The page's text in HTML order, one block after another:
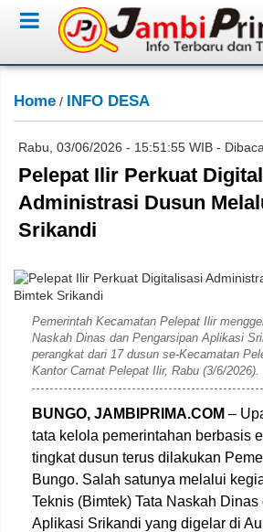
Home / INFO DESA
Rabu, 03/06/2026 - 15:51:55 WIB -
Pelepat Ilir Perkuat
Administrasi Dusun
Srikandi
Pemerintah Kecamatan Pelepat Ilir
Naskah Dinas dan Pengarsipan Aplikasi
perangkat dari 17 dusun se-Kecamatan
Kantor Camat Pelepat Ilir, Rabu (3/6/2026).
BUNGO, JAMBIPRIMA.COM –
tata kelola pemerintahan berbasis
tingkat dusun terus dilakukan
Bungo. Salah satunya melalui
Teknis (Bimtek) Tata Naskah
Aplikasi Srikandi yang digelar di